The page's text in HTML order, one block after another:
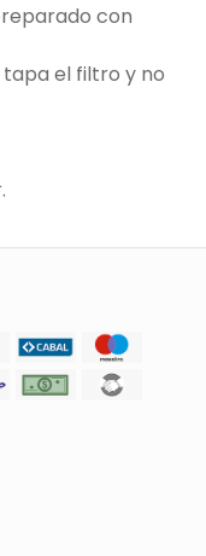
con
el filtro y no